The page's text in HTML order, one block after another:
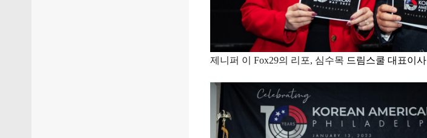
제니퍼 이 Fox29의 리포, 심수목 드림스쿨 대표이사